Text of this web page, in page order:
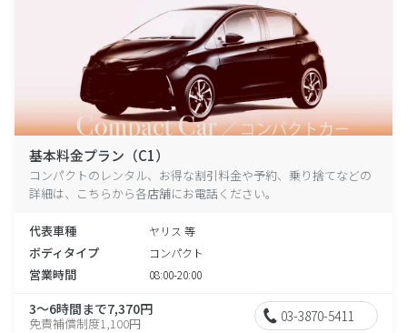
基本料金プラン（C1）
コンパクトのレンタル、お得な割引料金や予約、乗り捨てなどの
詳細は、こちらから各店舗にお電話ください。
代表車種 ヤリス 等
ボディタイプ コンパクト
営業時間 08:00-20:00
3～6時間まで7,370円
免責補償制度1,100円 03-3870-5411